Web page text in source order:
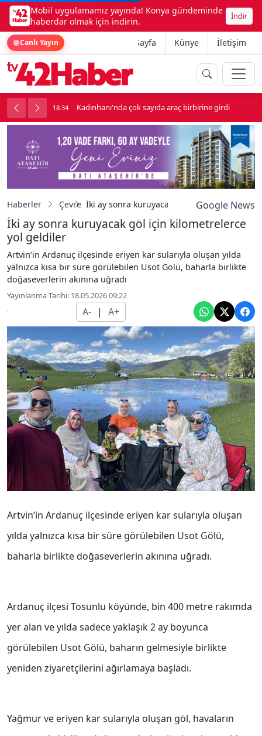
Mobil uygulamamız yayında! Konya gündeminde
haberdar olmak için indirin.
İndir
Canlı Yayın Ana Sayfa Künye İletişim
soygun 18:34 Kadınhanı'nda çok sayıda araç birbirine girdi
Haberler Çevre İki ay sonra kuruyacak göl içinGoogle News
İki ay sonra kuruyacak göl için kilometrelerce
yol geldiler
Artvin’in Ardanuç ilçesinde eriyen kar sularıyla oluşan yılda
yalnızca kısa bir süre görülebilen Usot Gölü, baharla birlikte
doğaseverlerin akınına uğradı
Yayınlanma Tarihi: 18.05.2026 09:22
A- | A+
Artvin’in Ardanuç ilçesinde eriyen kar sularıyla oluşan
yılda yalnızca kısa bir süre görülebilen Usot Gölü,
baharla birlikte doğaseverlerin akınına uğradı.
Ardanuç ilçesi Tosunlu köyünde, bin 400 metre rakımda
yer alan ve yılda sadece yaklaşık 2 ay boyunca
görülebilen Usot Gölü, baharın gelmesiyle birlikte
yeniden ziyaretçilerini ağırlamaya başladı.
Yağmur ve eriyen kar sularıyla oluşan göl, havaların